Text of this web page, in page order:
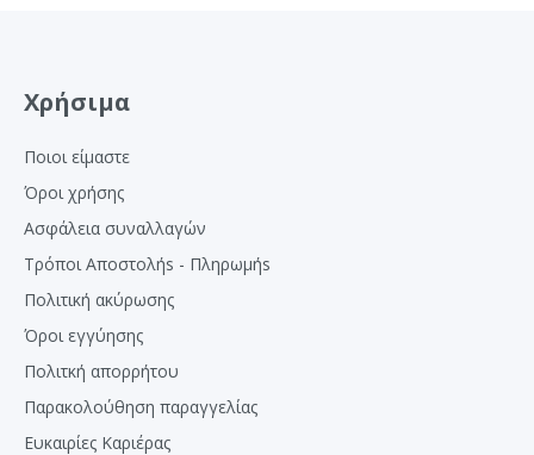
Χρήσιμα
Ποιοι είμαστε
Όροι χρήσης
Ασφάλεια συναλλαγών
Τρόποι Αποστολήs - Πληρωμήs
Πολιτική ακύρωσης
Όροι εγγύησης
Πολιτκή απορρήτου
Παρακολούθηση παραγγελίας
Ευκαιρίες Καριέρας